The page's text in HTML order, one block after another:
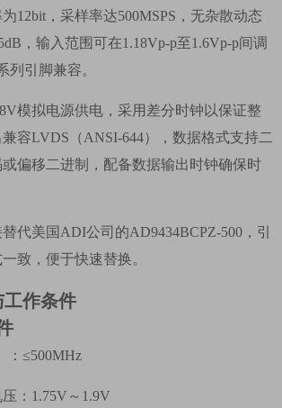
12bit，采样率达500MSPS ，无杂散动态
，输入范围可在1.18Vp-p至1.6Vp-p间调
列引脚兼容。
模拟电源供电，采用差分时钟以保证整
容LVDS （ANSI-644），数据格式支持二
偏移二进制，配备数据输出时钟确保时
代美国 ADI公司的AD9434BCPZ-500，引
致，便于快速替换。
作条件
： ≤500MHz
： 1.75V ～ 1.9V